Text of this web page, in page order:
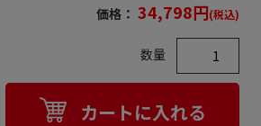
価格： 34,798円(税込)
数量
カートに入れる